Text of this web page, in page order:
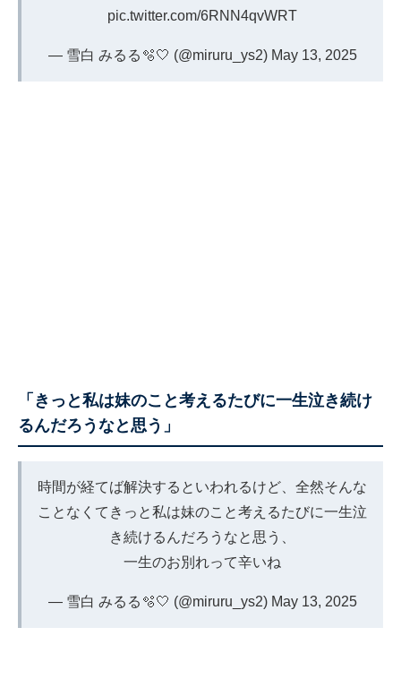
pic.twitter.com/6RNN4qvWRT
— 雪白 みるる🫧🤍 (@miruru_ys2) May 13, 2025
「きっと私は妹のこと考えるたびに一生泣き続け
るんだろうなと思う」
時間が経てば解決するといわれるけど、全然そんな
ことなくてきっと私は妹のこと考えるたびに一生泣
き続けるんだろうなと思う、
一生のお別れって辛いね
— 雪白 みるる🫧🤍 (@miruru_ys2) May 13, 2025